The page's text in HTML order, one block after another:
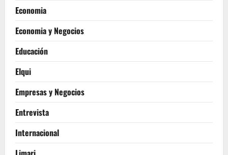
Economia
Economia y Negocios
Educación
Elqui
Empresas y Negocios
Entrevista
Internacional